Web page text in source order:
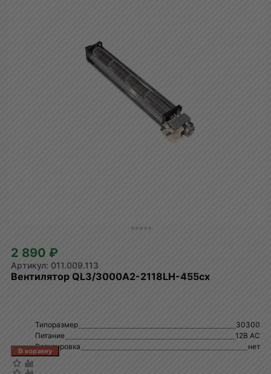
2 890 ₽
011.009.113
Вентилятор QL3/3000А2-2118LH-455cx
Типоразмер
30300
Питание
12В AC
Регулировка
нет